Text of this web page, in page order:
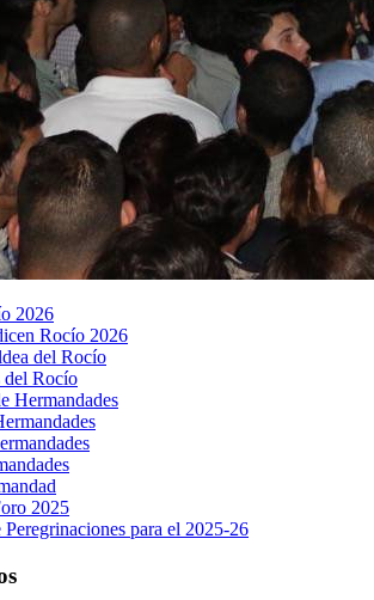
2026
Rocío 2026
del Rocío
del Rocío
Hermandades
2025
para el 2025-26